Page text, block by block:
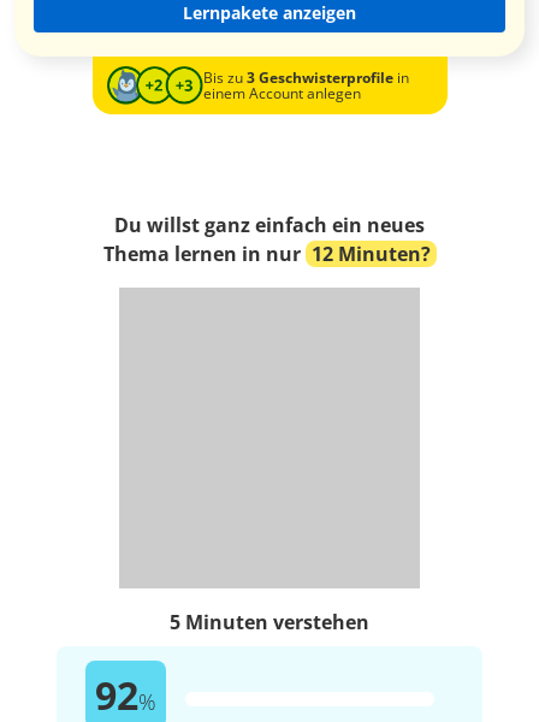
Lernpakete anzeigen
Bis zu3 Geschwisterprofilein
einem Account anlegen
Du willst ganz einfach ein neues
Thema lernen in nur 12 Minuten?
5 Minuten verstehen
92%